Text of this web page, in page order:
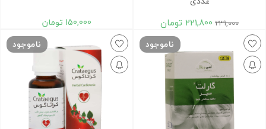
231,000
221,800 تومان 150,000 تومان
ناموجود ناموجود